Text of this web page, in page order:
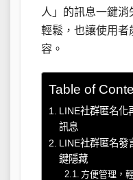
人」的訊息一鍵消
輕鬆，也讓使用者
容。
Table of
LINE社群匿名化
訊息
LINE社群匿名發
鍵隱藏
方便管理，